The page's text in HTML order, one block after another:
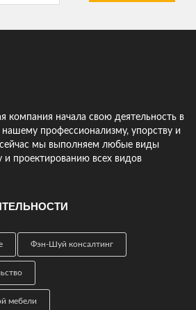
с компанией 25Строй но сразу видно
компания начала свою деятельность в
профессионализму, упорству и
сейчас мы выполняем любые виды
и проектированию всех видов
Фэн-Шуй консалтинг
мебели